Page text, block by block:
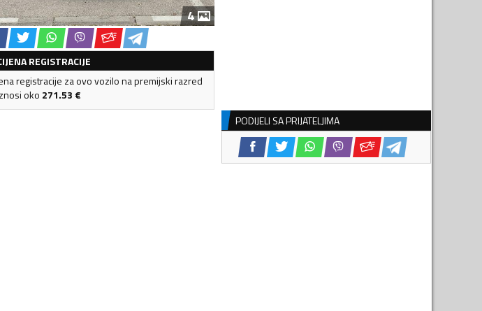
4
REGISTRACIJE
registracije za ovo vozilo na premijski razred
oko 271.53 €
PODIJELI SA PRIJATELJIMA